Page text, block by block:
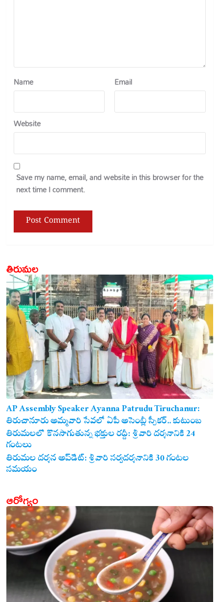
Name Email
Website
Save my name, email, and website in this browser for the
next time I comment.
తిరుమల
AP Assembly Speaker Ayanna Patrudu Tiruchanur:
తిరుచానూరు అమ్మవారి సేవలో ఏపీ అసెంబ్లీ స్పీకర్.. కుటుంబ
సమేతంగా దర్శించుకున్న అయ్యన్నపాత్రుడు!
తిరుమలలో కొనసాగుతున్న భక్తుల రద్దీ: శ్రీవారి దర్శనానికి 24
గంటలు
తిరుమల దర్శన అప్‌డేట్: శ్రీవారి సర్వదర్శనానికి 30 గంటల
సమయం
ఆరోగ్యం